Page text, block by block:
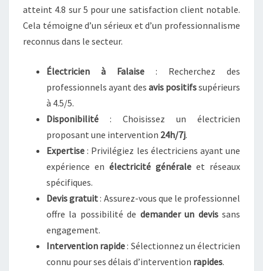
atteint 4.8 sur 5 pour une satisfaction client notable.
Cela témoigne d’un sérieux et d’un professionnalisme
reconnus dans le secteur.
Électricien à Falaise : Recherchez des
professionnels ayant des avis positifssupérieurs
à 4.5/5.
Disponibilité : Choisissez un électricien
proposant une intervention 24h/7j.
Expertise : Privilégiez les électriciens ayant une
expérience en électricité générale et réseaux
spécifiques.
Devis gratuit: Assurez-vous que le professionnel
offre la possibilité de demander un devissans
engagement.
Intervention rapide: Sélectionnez un électricien
connu pour ses délais d’intervention rapides.